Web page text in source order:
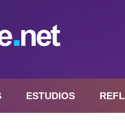
ESTUDIOS